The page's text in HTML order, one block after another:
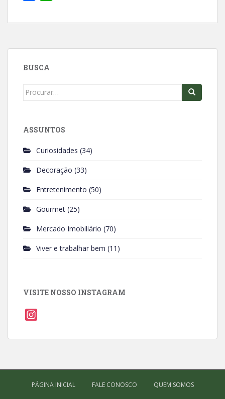
c
b
o
a
s
BUSCA
Search
ASSUNTOS
Curiosidades (34)
Decoração (33)
Entretenimento (50)
Gourmet (25)
Mercado Imobiliário (70)
Viver e trabalhar bem (11)
VISITE NOSSO INSTAGRAM
s
r
PÁGINA INICIAL FALE CONOSCO QUEM SOMOS